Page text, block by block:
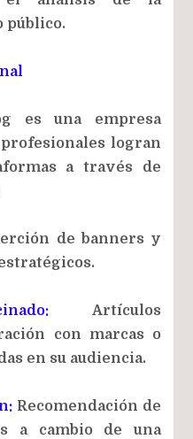
público.
es una empresa
logran
a través de
de banners y
Artículos
con marcas o
en su audiencia.
Recomendación de
a cambio de una